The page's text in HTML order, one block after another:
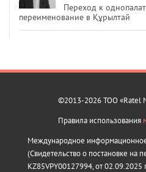
Переход к
переименование в Құрылтай
©2013-2026 ТОО «Ratel
Правила использования
Международное информационное
(Свидетельство о постановке на
KZ85VPY00127994, от